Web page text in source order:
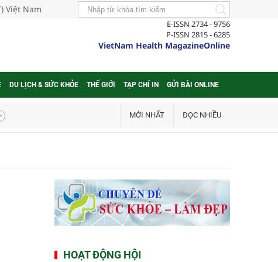
Việt Nam
E-ISSN 2734 - 9756
P-ISSN 2815 - 6285
VietNam Health MagazineOnline
DU LỊCH & SỨC KHỎE THẾ GIỚI TẠP CHÍ IN GỬI BÀI ONLINE
MỚI NHẤT ĐỌC NHIỀU
HOẠT ĐỘNG HỘI